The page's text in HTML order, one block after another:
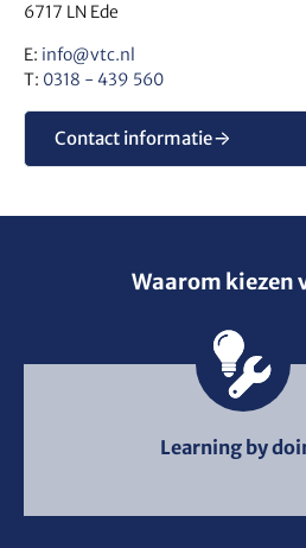
6717 LN Ede
E: info@vtc.nl
T: 0318 - 439 560
Contact informatie
Waarom kiezen
Learning by